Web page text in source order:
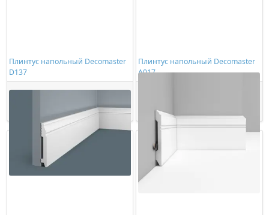
Плинтус напольный Decomaster
D137
862,00 ₽/шт
Купить
Плинтус напольный Decomaster
A017